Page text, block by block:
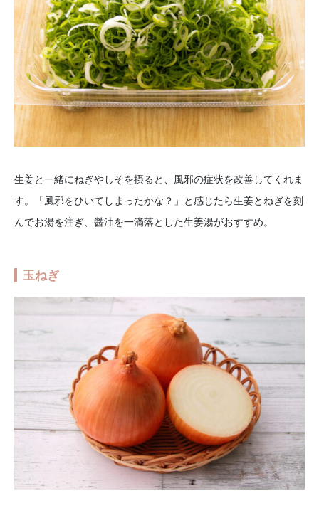
生姜と一緒にねぎやしそを摂ると、風邪の症状を改善してくれま
す。「風邪をひいてしまったかな？」と感じたら生姜とねぎを刻
んでお湯を注ぎ、醤油を一滴落とした生姜湯がおすすめ。
玉ねぎ